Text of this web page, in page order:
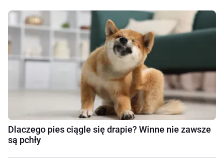
Dlaczego pies ciągle się drapie? Winne nie zawsze
są pchły